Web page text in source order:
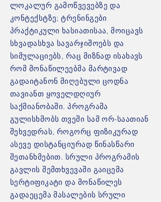
ლოკალურ გამოწვევებზე და
კონტექსტზე; ტრენინგები
პრაქტიკული ხასიათისაა, მოიცავს
სხვადასხვა სავარჯიშოებს და
სიმულაციებს, რაც მიზნად ისახავს
რომ მონაწილეებმა მარტივად
გადაიტანონ მიღებული ცოდნა
თავიანთ ყოველდღიურ
საქმიანობაში. პროგრამა
გულისხმობს თვეში სამ ორ-საათიან
შეხვედრას, როგორც ფიზიკურად
ასევე დისტანციურად წინასწარი
შეთანხმებით. სრული პროგრამის
გავლის შემთხვევაში გაიცემა
სერტიფიკატი და მონაწილეს
გადაეცემა მასალების სრული